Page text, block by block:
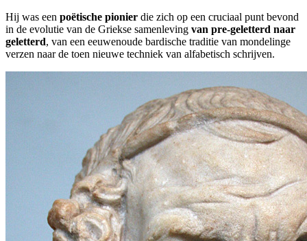
Hij was een poëtische pionier die zich op een cruciaal punt bevond
in de evolutie van de Griekse samenleving van pre-geletterd naar
geletterd, van een eeuwenoude bardische traditie van mondelinge
verzen naar de toen nieuwe techniek van alfabetisch schrijven.